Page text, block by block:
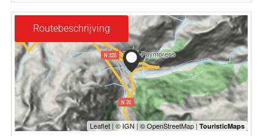
Routebeschrijving